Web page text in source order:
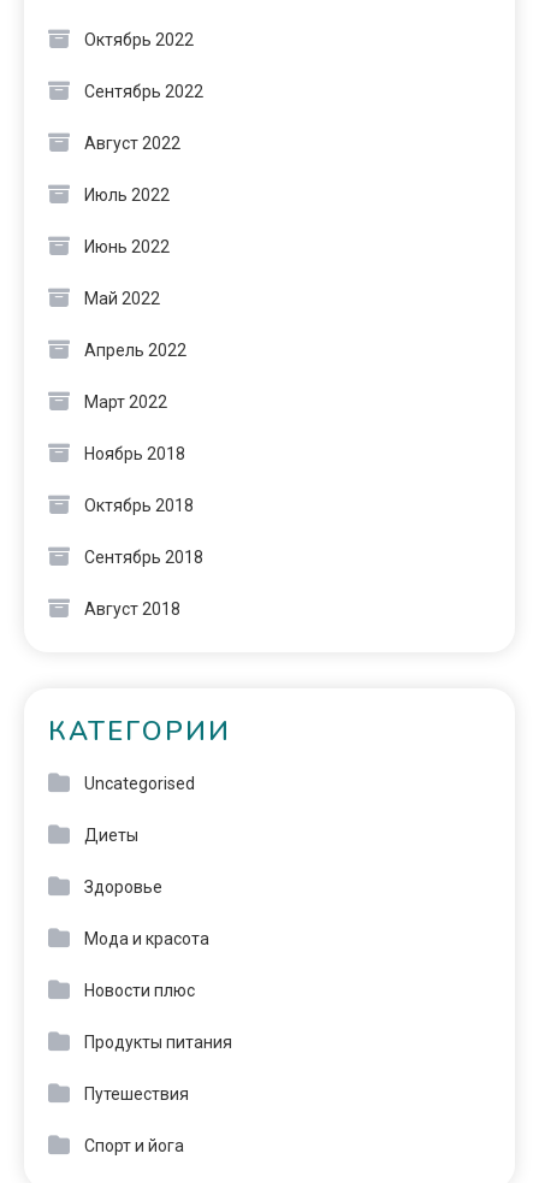
Октябрь 2022
Сентябрь 2022
Август 2022
Июль 2022
Июнь 2022
Май 2022
Апрель 2022
Март 2022
Ноябрь 2018
Октябрь 2018
Сентябрь 2018
Август 2018
КАТЕГОРИИ
Uncategorised
Диеты
Здоровье
Мода и красота
Новости плюс
Продукты питания
Путешествия
Спорт и йога